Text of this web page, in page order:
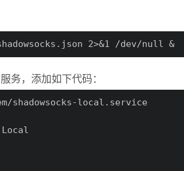
2>&1 /dev/null &
务，添加如下代码：
shadowsocks-local.service
Local